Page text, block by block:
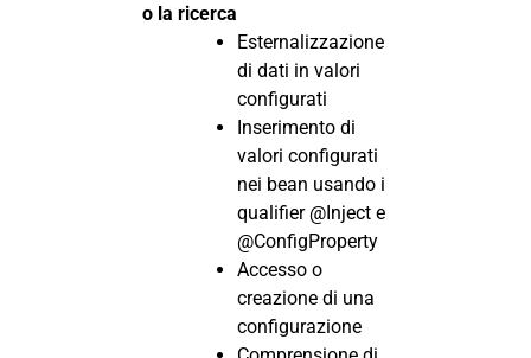
o la ricerca
Esternalizzazione
di dati in valori
configurati
Inserimento di
valori configurati
nei bean usando i
qualifier @Inject e
@ConfigProperty
Accesso o
creazione di una
configurazione